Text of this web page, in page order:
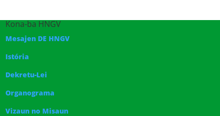
Kona-ba HNGV
Mesajen DE HNGV
Istória
Dekretu-Lei
Organograma
Vizaun no Misaun